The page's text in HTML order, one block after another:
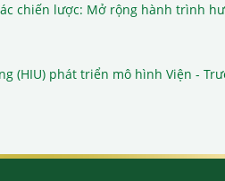
chiến lược: Mở rộng hành trình
(HIU) phát triển mô hình Viện -